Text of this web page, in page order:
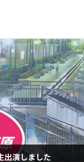
出演しました